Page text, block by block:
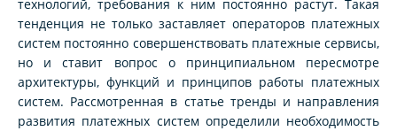
технологий, требования к ним постоянно растут. Такая
тенденция не только заставляет операторов платежных
систем постоянно совершенствовать платежные сервисы,
но и ставит вопрос о принципиальном пересмотре
архитектуры, функций и принципов работы платежных
систем. Рассмотренная в статье тренды и направления
развития платежных систем определили необходимость